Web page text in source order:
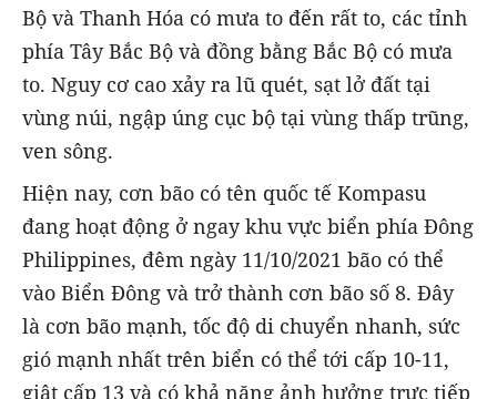
Bộ và Thanh Hóa có mưa to đến rất to, các tỉnh
phía Tây Bắc Bộ và đồng bằng Bắc Bộ có mưa
to. Nguy cơ cao xảy ra lũ quét, sạt lở đất tại
vùng núi, ngập úng cục bộ tại vùng thấp trũng,
ven sông.
Hiện nay, cơn bão có tên quốc tế Kompasu
đang hoạt động ở ngay khu vực biển phía Đông
Philippines, đêm ngày 11/10/2021 bão có thể
vào Biển Đông và trở thành cơn bão số 8. Đây
là cơn bão mạnh, tốc độ di chuyển nhanh, sức
gió mạnh nhất trên biển có thể tới cấp 10-11,
giật cấp 13 và có khả năng ảnh hưởng trực tiếp